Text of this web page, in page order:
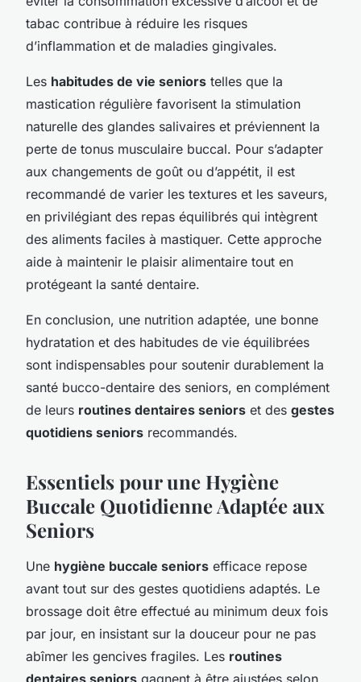
tabac contribue à réduire les risques
d’inflammation et de maladies gingivales.
Les habitudes de vie seniors telles que la
mastication régulière favorisent la stimulation
naturelle des glandes salivaires et préviennent la
perte de tonus musculaire buccal. Pour s’adapter
aux changements de goût ou d’appétit, il est
recommandé de varier les textures et les saveurs,
en privilégiant des repas équilibrés qui intègrent
des aliments faciles à mastiquer. Cette approche
aide à maintenir le plaisir alimentaire tout en
protégeant la santé dentaire.
En conclusion, une nutrition adaptée, une bonne
hydratation et des habitudes de vie équilibrées
sont indispensables pour soutenir durablement la
santé bucco-dentaire des seniors, en complément
de leurs routines dentaires seniors et des gestes
quotidiens seniors recommandés.
Essentiels pour une Hygiène
Buccale Quotidienne Adaptée aux
Seniors
Une hygiène buccale seniors efficace repose
avant tout sur des gestes quotidiens adaptés. Le
brossage doit être effectué au minimum deux fois
par jour, en insistant sur la douceur pour ne pas
abîmer les gencives fragiles. Les routines
dentaires seniors gagnent à être ajustées selon